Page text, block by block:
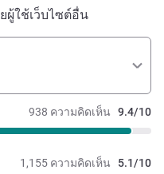
ผู้ใช้เว็บไซต์อื่น
938 ความคิดเห็น 9.4/10
1,155 ความคิดเห็น 5.1/10